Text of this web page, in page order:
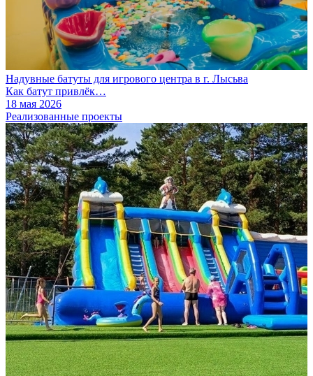
Надувные батуты для игрового центра в г. Лысьва
Как батут привлёк…
18 мая 2026
Реализованные проекты